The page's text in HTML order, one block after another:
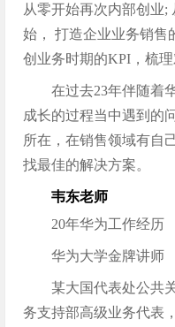
从零开始再次内部创业;
始， 打造企业业务销售
创业务时期的KPI，梳
在过去23年伴随着
成长的过程当中遇到的
所在，在销售领域有自
找最佳的解决方案。
韦东老师
20年华为工作经历
华为大学金牌讲师
某大国代表处公共
务支持部高级业务代表